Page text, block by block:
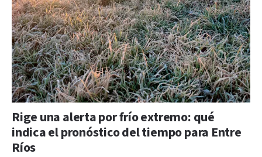
Rige una alerta por frío extremo: qué
indica el pronóstico del tiempo para Entre
Ríos